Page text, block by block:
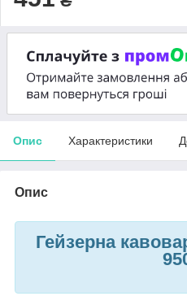
Опис Характеристики
Опис
Гейзерна